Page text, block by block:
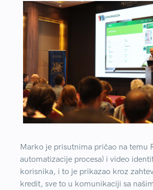
Marko je prisutnima pričao na temu
automatizacije procesa) i video
korisnika, i to je prikazao kroz
kredit, sve to u komunikaciji sa